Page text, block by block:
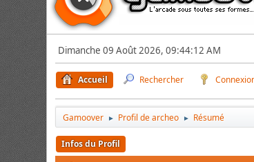
Dimanche 09 Août 2026, 09:44:12 AM
Accueil Rechercher
Gamoover ► Profil de archeo ► Résumé
Infos du Profil